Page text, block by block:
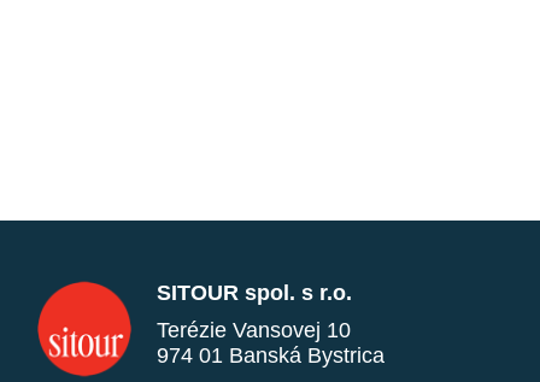
SITOUR spol. s r.o.
Terézie Vansovej 10
974 01 Banská Bystrica